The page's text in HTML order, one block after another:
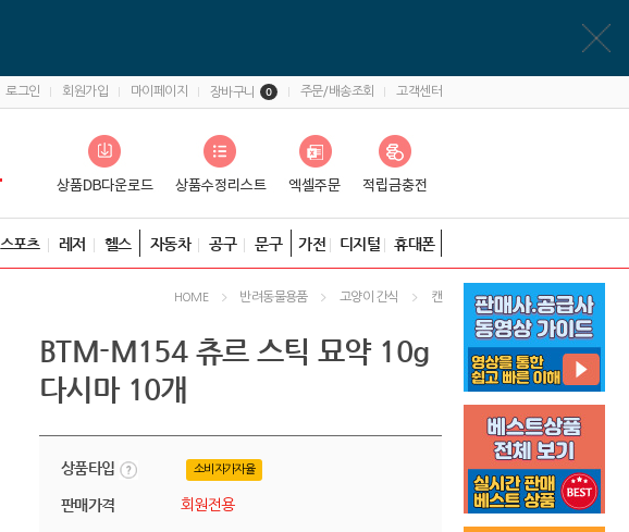
로그인 회원가입 마이페이지 장바구니 0 주문/배송조회 고객센터
스포츠 레저 헬스 자동차 공구 문구 가전 디지털 휴대폰
HOME 반려동물용품 고양이 간식 캔
BTM-M154 츄르 스틱 묘약 10g
다시마 10개
상품타입 소비자가자율
판매가격 회원전용